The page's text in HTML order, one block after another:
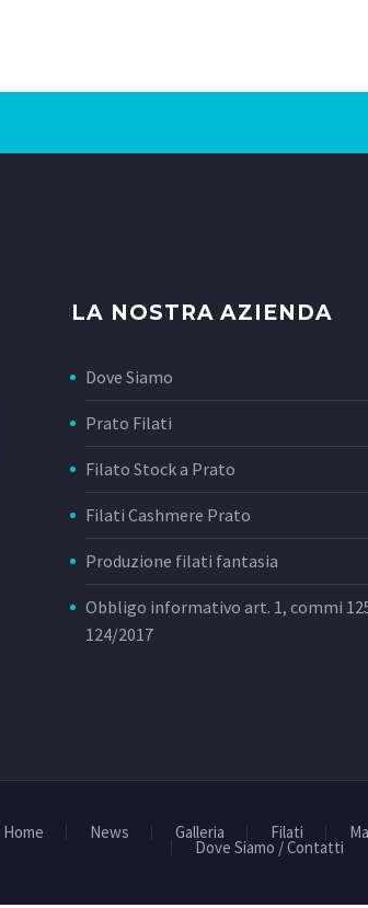
LA NOSTRA AZIENDA
Dove Siamo
Prato Filati
Filato Stock a Prato
Filati Cashmere Prato
Produzione filati fantasia
Obbligo informativo art. 1, commi
124/2017
Home News Galleria Filati
Dove Siamo / Contatti